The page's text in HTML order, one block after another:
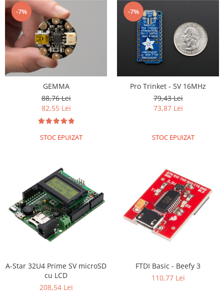
-7%
GEMMA
88,76 Lei
82,55 Lei
STOC EPUIZAT
-7%
Pro Trinket - 5V 16MHz
79,43 Lei
73,87 Lei
STOC EPUIZAT
A-Star 32U4 Prime SV microSD
cu LCD
208,54 Lei
FTDI Basic - Beefy 3
110,77 Lei